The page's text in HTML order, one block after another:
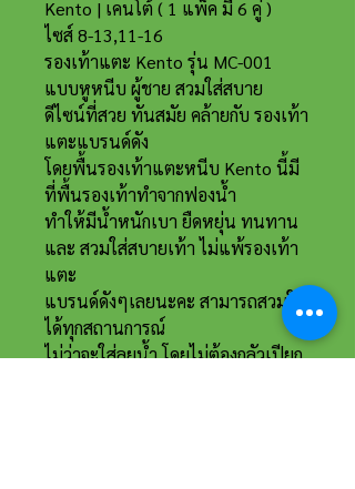
Kento | เคนโต้ ( 1 แพ็ค มี 6 คู่ )
ไซส์ 8-13,11-16
รองเท้าแตะ Kento รุ่น MC-001
แบบหูหนีบ ผู้ชาย สวมใส่สบาย
ดีไซน์ที่สวย ทันสมัย คล้ายกับ รองเท้า
แตะแบรนด์ดัง
โดยพื้นรองเท้าแตะหนีบ Kento นี้มี
ที่พื้นรองเท้าทำจากฟองน้ำ
ทำให้มีน้ำหนักเบา ยืดหยุ่น ทนทาน
และ สวมใส่สบายเท้า ไม่แพ้รองเท้า
แตะ
แบรนด์ดังๆเลยนะคะ สามารถสวมใส่
ได้ทุกสถานการณ์
ไม่ว่าจะใส่ลุยน้ำ โดยไม่ต้องกลัวเปียก